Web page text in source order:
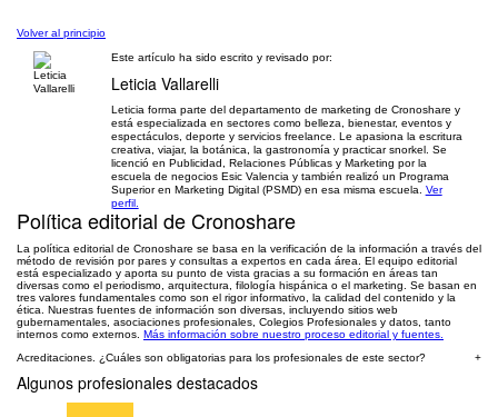
Volver al principio
Este artículo ha sido escrito y revisado por:
Leticia Vallarelli
Leticia forma parte del departamento de marketing de Cronoshare y
está especializada en sectores como belleza, bienestar, eventos y
espectáculos, deporte y servicios freelance. Le apasiona la escritura
creativa, viajar, la botánica, la gastronomía y practicar snorkel. Se
licenció en Publicidad, Relaciones Públicas y Marketing por la
escuela de negocios Esic Valencia y también realizó un Programa
Superior en Marketing Digital (PSMD) en esa misma escuela. Ver
perfil.
Política editorial de Cronoshare
La política editorial de Cronoshare se basa en la verificación de la información a través del
método de revisión por pares y consultas a expertos en cada área. El equipo editorial
está especializado y aporta su punto de vista gracias a su formación en áreas tan
diversas como el periodismo, arquitectura, filología hispánica o el marketing. Se basan en
tres valores fundamentales como son el rigor informativo, la calidad del contenido y la
ética. Nuestras fuentes de información son diversas, incluyendo sitios web
gubernamentales, asociaciones profesionales, Colegios Profesionales y datos, tanto
internos como externos. Más información sobre nuestro proceso editorial y fuentes.
Acreditaciones. ¿Cuáles son obligatorias para los profesionales de este sector?
+
Algunos profesionales destacados